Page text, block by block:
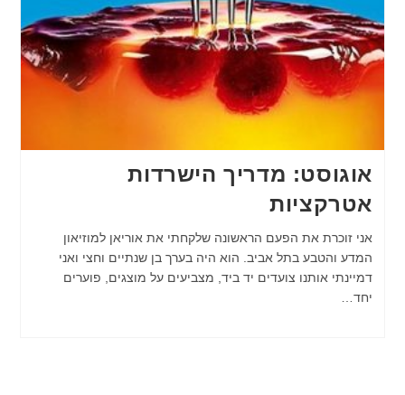
אוגוסט: מדריך הישרדות
אטרקציות
אני זוכרת את הפעם הראשונה שלקחתי את אוריאן למוזיאון
המדע והטבע בתל אביב. הוא היה בערך בן שנתיים וחצי ואני
דמיינתי אותנו צועדים יד ביד, מצביעים על מוצגים, פוערים
יחד…